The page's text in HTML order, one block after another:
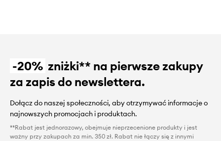
-20% zniżki** na pierwsze zakupy
za zapis do newslettera.
Dołącz do naszej społeczności, aby otrzymywać informacje o
najnowszych promocjach i produktach.
**Rabat jest jednorazowy, obejmuje nieprzecenione produkty i jest
ważny przy zakupach za min. 350 zł. Rabat nie łączy się z innymi